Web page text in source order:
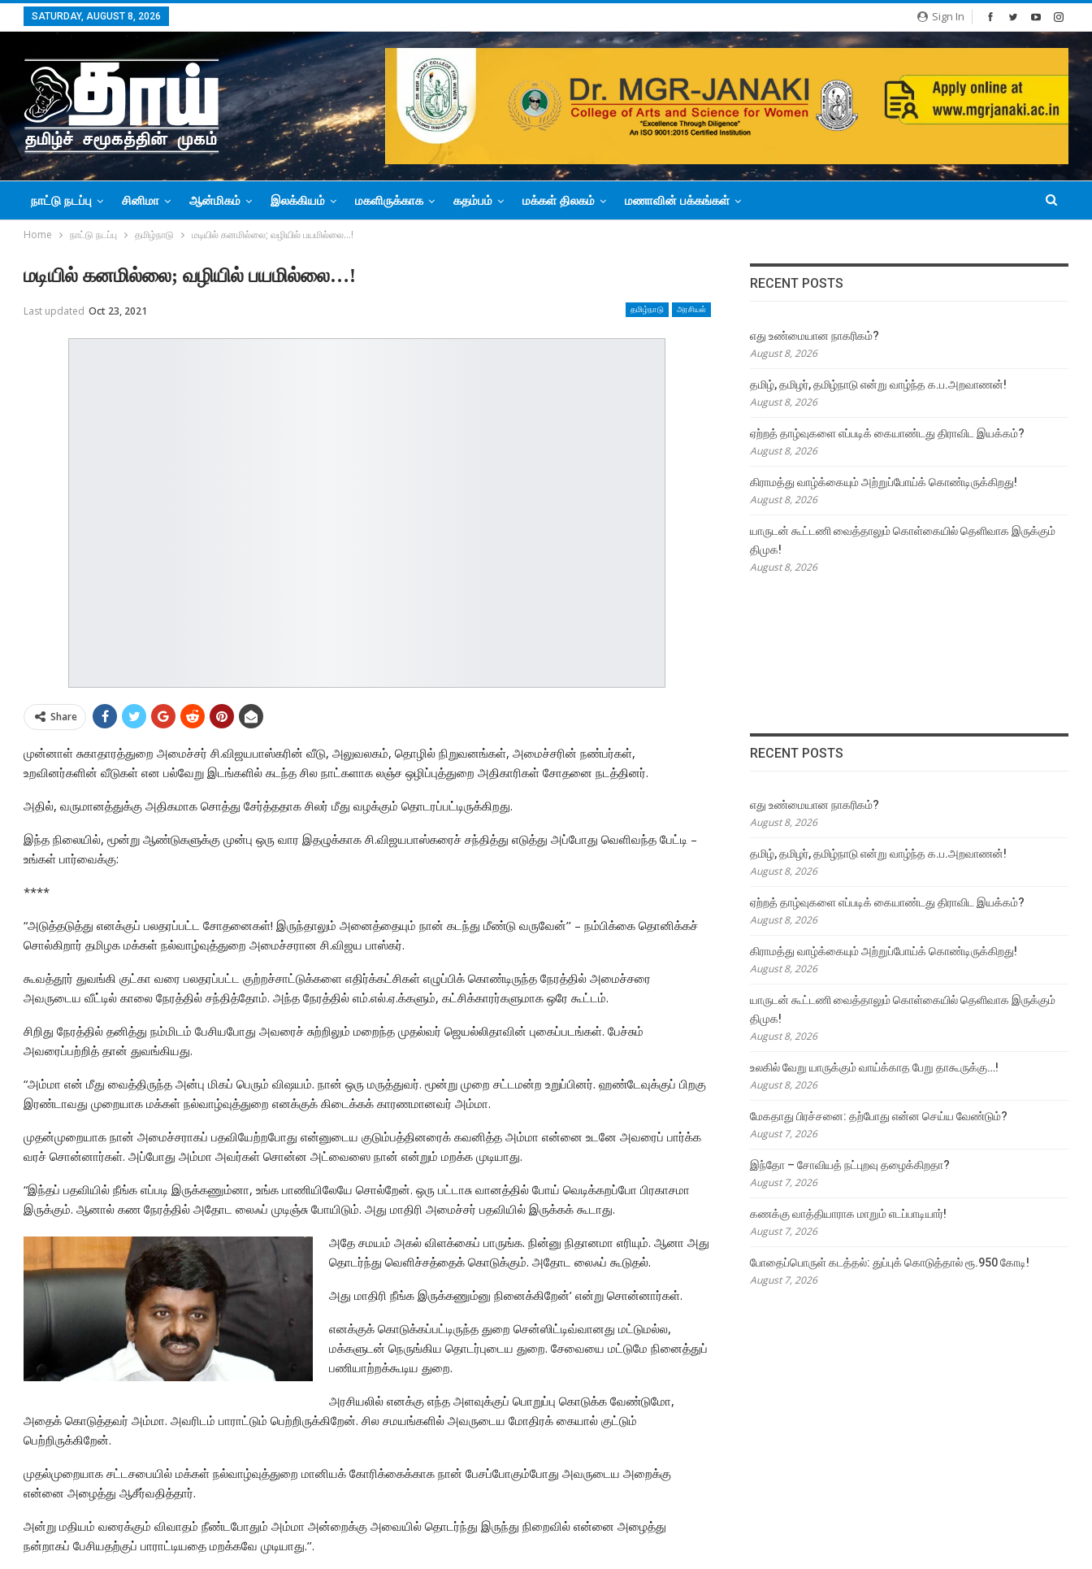
Sign In
SATURDAY, AUGUST 8, 2026
நாட்டு நடப்பு சினிமா ஆன்மிகம் இலக்கியம் மகளிருக்காக கதம்பம் மக்கள் திலகம் மணாவின் பக்கங்கள்
Home நாட்டு நடப்பு தமிழ்நாடு மடியில் கனமில்லை; வழியில் பயமில்லை…!
மடியில் கனமில்லை; வழியில் பயமில்லை…!
தமிழ்நாடு அரசியல்
Last updated Oct 23, 2021
Share
முன்னாள் சுகாதாரத்துறை அமைச்சர் சி.விஜயபாஸ்கரின் வீடு, அலுவலகம், தொழில் நிறுவனங்கள், அமைச்சரின் நண்பர்கள்,
உறவினர்களின் வீடுகள் என பல்வேறு இடங்களில் கடந்த சில நாட்களாக லஞ்ச ஒழிப்புத்துறை அதிகாரிகள் சோதனை நடத்தினர்.
அதில், வருமானத்துக்கு அதிகமாக சொத்து சேர்த்ததாக சிலர் மீது வழக்கும் தொடரப்பட்டிருக்கிறது.
இந்த நிலையில், மூன்று ஆண்டுகளுக்கு முன்பு ஒரு வார இதழுக்காக சி.விஜயபாஸ்கரைச் சந்தித்து எடுத்து அப்போது வெளிவந்த பேட்டி –
உங்கள் பார்வைக்கு:
****
“அடுத்தடுத்து எனக்குப் பலதரப்பட்ட சோதனைகள்! இருந்தாலும் அனைத்தையும் நான் கடந்து மீண்டு வருவேன்’’ – நம்பிக்கை தொனிக்கச்
சொல்கிறார் தமிழக மக்கள் நல்வாழ்வுத்துறை அமைச்சரான சி.விஜய பாஸ்கர்.
கூவத்தூர் துவங்கி குட்கா வரை பலதரப்பட்ட குற்றச்சாட்டுக்களை எதிர்க்கட்சிகள் எழுப்பிக் கொண்டிருந்த நேரத்தில் அமைச்சரை
அவருடைய வீட்டில் காலை நேரத்தில் சந்தித்தோம். அந்த நேரத்தில் எம்.எல்.ஏ.க்களும், கட்சிக்காரர்களுமாக ஒரே கூட்டம்.
சிறிது நேரத்தில் தனித்து நம்மிடம் பேசியபோது அவரைச் சுற்றிலும் மறைந்த முதல்வர் ஜெயல்லிதாவின் புகைப்படங்கள். பேச்சும்
அவரைப்பற்றித் தான் துவங்கியது.
“அம்மா என் மீது வைத்திருந்த அன்பு மிகப் பெரும் விஷயம். நான் ஒரு மருத்துவர். மூன்று முறை சட்டமன்ற உறுப்பினர். ஹண்டேவுக்குப் பிறகு
இரண்டாவது முறையாக மக்கள் நல்வாழ்வுத்துறை எனக்குக் கிடைக்கக் காரணமானவர் அம்மா.
முதன்முறையாக நான் அமைச்சராகப் பதவியேற்றபோது என்னுடைய குடும்பத்தினரைக் கவனித்த அம்மா என்னை உடனே அவரைப் பார்க்க
வரச் சொன்னார்கள். அப்போது அம்மா அவர்கள் சொன்ன அட்வைஸை நான் என்றும் மறக்க முடியாது.
“இந்தப் பதவியில் நீங்க எப்படி இருக்கணும்னா, உங்க பாணியிலேயே சொல்றேன். ஒரு பட்டாசு வானத்தில் போய் வெடிக்கறப்போ பிரகாசமா
இருக்கும். ஆனால் கண நேரத்தில் அதோட லைஃப் முடிஞ்சு போயிடும். அது மாதிரி அமைச்சர் பதவியில் இருக்கக் கூடாது.
அதே சமயம் அகல் விளக்கைப் பாருங்க. நின்னு நிதானமா எரியும். ஆனா அது
தொடர்ந்து வெளிச்சத்தைக் கொடுக்கும். அதோட லைஃப் கூடுதல்.
அது மாதிரி நீங்க இருக்கணும்னு நினைக்கிறேன்’ என்று சொன்னார்கள்.
எனக்குக் கொடுக்கப்பட்டிருந்த துறை சென்ஸிட்டிவ்வானது மட்டுமல்ல,
மக்களுடன் நெருங்கிய தொடர்புடைய துறை. சேவையை மட்டுமே நினைத்துப்
பணியாற்றக்கூடிய துறை.
அரசியலில் எனக்கு எந்த அளவுக்குப் பொறுப்பு கொடுக்க வேண்டுமோ,
அதைக் கொடுத்தவர் அம்மா. அவரிடம் பாராட்டும் பெற்றிருக்கிறேன். சில சமயங்களில் அவருடைய மோதிரக் கையால் குட்டும்
பெற்றிருக்கிறேன்.
முதல்முறையாக சட்டசபையில் மக்கள் நல்வாழ்வுத்துறை மானியக் கோரிக்கைக்காக நான் பேசப்போகும்போது அவருடைய அறைக்கு
என்னை அழைத்து ஆசீர்வதித்தார்.
அன்று மதியம் வரைக்கும் விவாதம் நீண்டபோதும் அம்மா அன்றைக்கு அவையில் தொடர்ந்து இருந்து நிறைவில் என்னை அழைத்து
நன்றாகப் பேசியதற்குப் பாராட்டியதை மறக்கவே முடியாது.’’.
RECENT POSTS
எது உண்மையான நாகரிகம்?
August 8, 2026
தமிழ், தமிழர், தமிழ்நாடு என்று வாழ்ந்த க.ப.அறவாணன்!
August 8, 2026
ஏற்றத் தாழ்வுகளை எப்படிக் கையாண்டது திராவிட இயக்கம்?
August 8, 2026
கிராமத்து வாழ்க்கையும் அற்றுப்போய்க் கொண்டிருக்கிறது!
August 8, 2026
யாருடன் கூட்டணி வைத்தாலும் கொள்கையில் தெளிவாக இருக்கும்
திமுக!
August 8, 2026
RECENT POSTS
எது உண்மையான நாகரிகம்?
August 8, 2026
தமிழ், தமிழர், தமிழ்நாடு என்று வாழ்ந்த க.ப.அறவாணன்!
August 8, 2026
ஏற்றத் தாழ்வுகளை எப்படிக் கையாண்டது திராவிட இயக்கம்?
August 8, 2026
கிராமத்து வாழ்க்கையும் அற்றுப்போய்க் கொண்டிருக்கிறது!
August 8, 2026
யாருடன் கூட்டணி வைத்தாலும் கொள்கையில் தெளிவாக இருக்கும்
திமுக!
August 8, 2026
உலகில் வேறு யாருக்கும் வாய்க்காத பேறு தாகூருக்கு…!
August 8, 2026
மேகதாது பிரச்சனை: தற்போது என்ன செய்ய வேண்டும்?
August 7, 2026
இந்தோ – சோவியத் நட்புறவு தழைக்கிறதா?
August 7, 2026
கணக்கு வாத்தியாராக மாறும் எடப்பாடியார்!
August 7, 2026
போதைப்பொருள் கடத்தல்: துப்புக் கொடுத்தால் ரூ.950 கோடி!
August 7, 2026